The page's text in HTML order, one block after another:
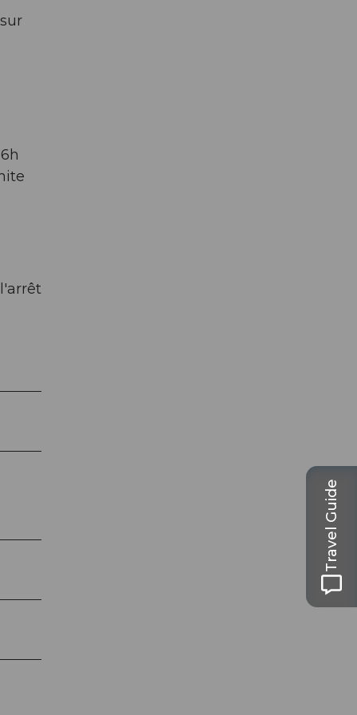
Travel Guide